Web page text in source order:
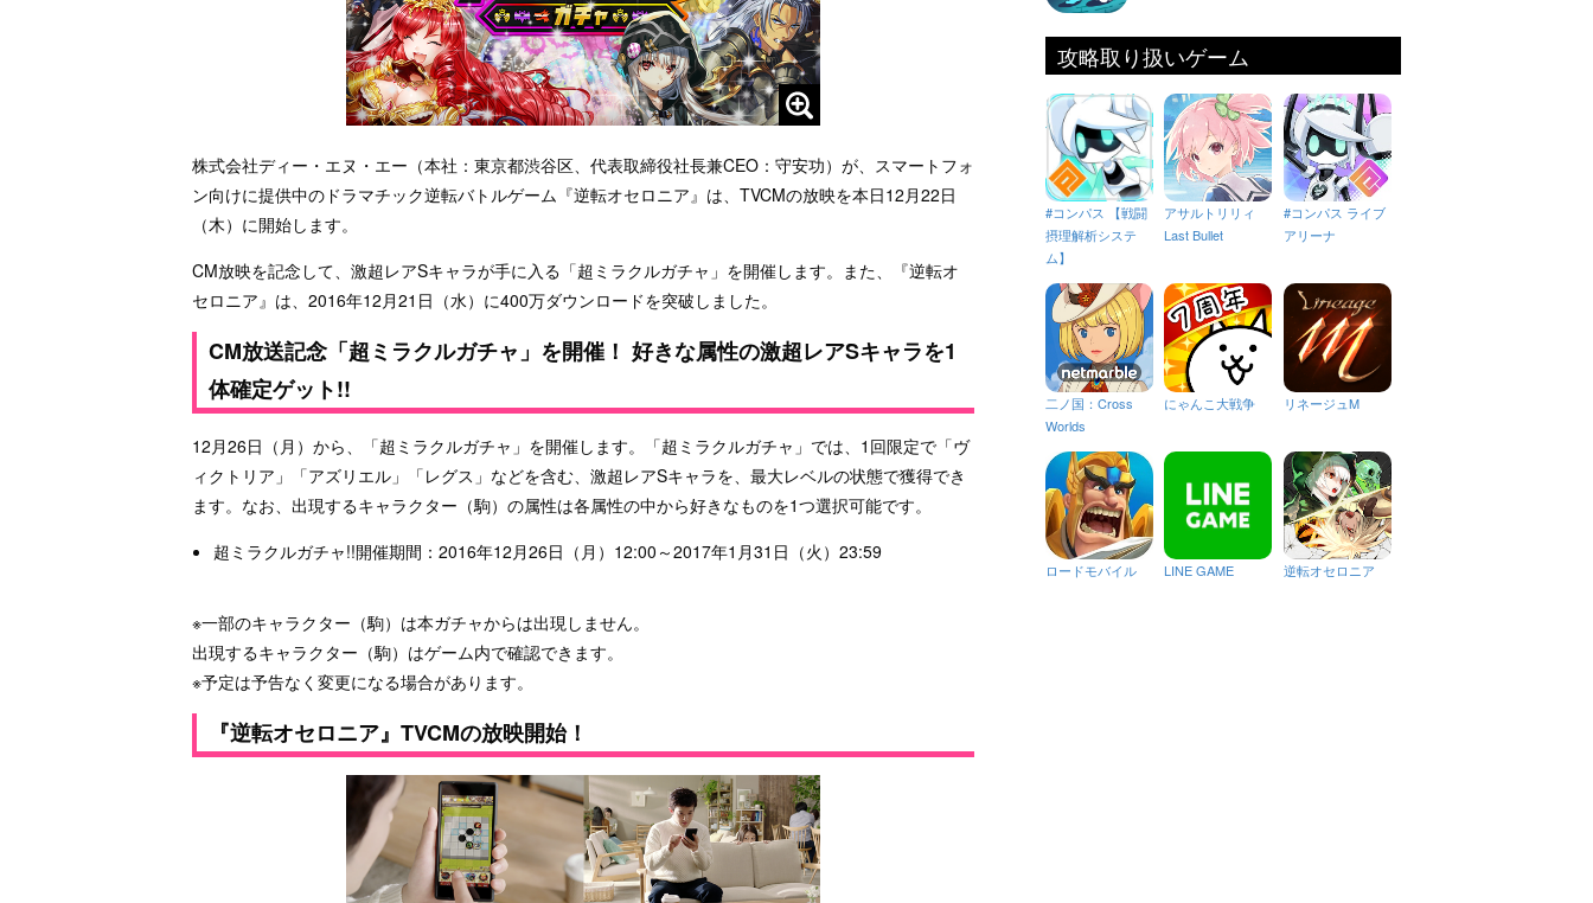
株式会社ディー・エヌ・エー（本社：東京都渋谷区、代表取締役社長兼CEO：守安功）が、スマートフォ
ン向けに提供中のドラマチック逆転バトルゲーム『逆転オセロニア』は、TVCMの放映を本日12月22日
（木）に開始します。
CM放映を記念して、激超レアSキャラが手に入る「超ミラクルガチャ」を開催します。また、『逆転オ
セロニア』は、2016年12月21日（水）に400万ダウンロードを突破しました。
CM放送記念「超ミラクルガチャ」を開催！ 好きな属性の激超レアSキャラを1
体確定ゲット!!
12月26日（月）から、「超ミラクルガチャ」を開催します。「超ミラクルガチャ」では、1回限定で「ヴ
ィクトリア」「アズリエル」「レグス」などを含む、激超レアSキャラを、最大レベルの状態で獲得でき
ます。なお、出現するキャラクター（駒）の属性は各属性の中から好きなものを1つ選択可能です。
超ミラクルガチャ!!開催期間：2016年12月26日（月）12:00～2017年1月31日（火）23:59
※一部のキャラクター（駒）は本ガチャからは出現しません。
出現するキャラクター（駒）はゲーム内で確認できます。
※予定は予告なく変更になる場合があります。
『逆転オセロニア』TVCMの放映開始！
攻略取り扱いゲーム
#コンパス 【戦闘
摂理解析システ
ム】
アサルトリリィ
Last Bullet
#コンパス ライブ
アリーナ
二ノ国：Cross
Worlds
にゃんこ大戦争 リネージュM
ロードモバイル LINE GAME 逆転オセロニア